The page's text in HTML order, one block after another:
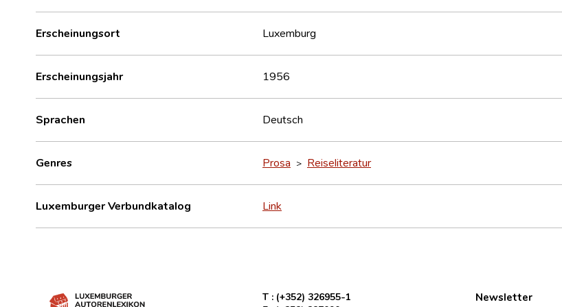
Erscheinungsort Luxemburg
Erscheinungsjahr 1956
Sprachen Deutsch
Genres Prosa > Reiseliteratur
Luxemburger Verbundkatalog Link
T : (+352) 326955-1
Newsletter